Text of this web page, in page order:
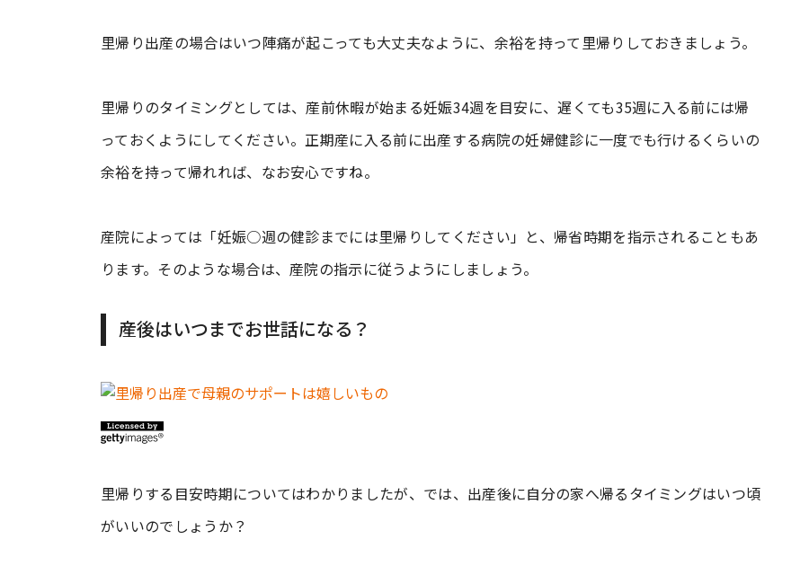
里帰り出産の場合はいつ陣痛が起こっても大丈夫なように、余裕を持って里帰りしておきましょう。
里帰りのタイミングとしては、産前休暇が始まる妊娠34週を目安に、遅くても35週に入る前には帰
っておくようにしてください。正期産に入る前に出産する病院の妊婦健診に一度でも行けるくらいの
余裕を持って帰れれば、なお安心ですね。
産院によっては「妊娠○週の健診までには里帰りしてください」と、帰省時期を指示されることもあ
ります。そのような場合は、産院の指示に従うようにしましょう。
産後はいつまでお世話になる？
里帰りする目安時期についてはわかりましたが、では、出産後に自分の家へ帰るタイミングはいつ頃
がいいのでしょうか？